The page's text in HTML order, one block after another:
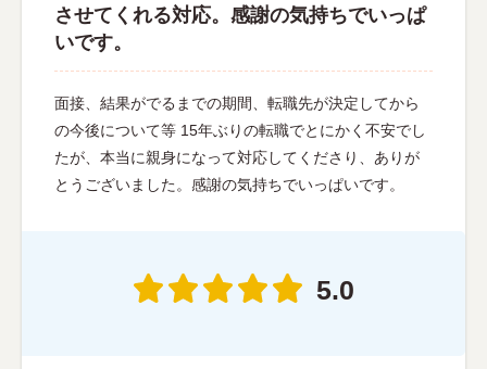
させてくれる対応。感謝の気持ちでいっぱ
いです。
面接、結果がでるまでの期間、転職先が決定してから
の今後について等 15年ぶりの転職でとにかく不安でし
たが、本当に親身になって対応してくださり、ありが
とうございました。感謝の気持ちでいっぱいです。
5.0